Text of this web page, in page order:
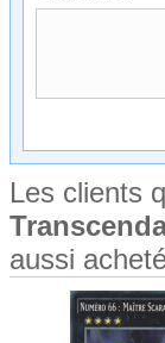
Les clients
aussi